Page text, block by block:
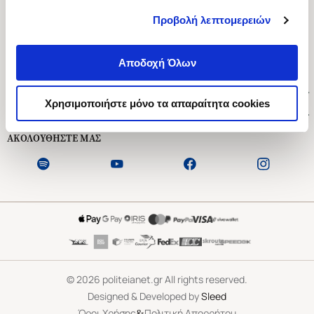
Προβολή λεπτομερειών
Αποδοχή Όλων
Χρησιμοποιήστε μόνο τα απαραίτητα cookies
Ασκληπιού 1-3, Αθήνα 106 79
Δευτέρα - Παρασκευή 09:00-21:00
Εξυπηρέτηση Πελατών
ΑΚΟΛΟΥΘΗΣΤΕ ΜΑΣ
©2026 politeianet.gr All rights reserved.
Designed & Developed bySleed